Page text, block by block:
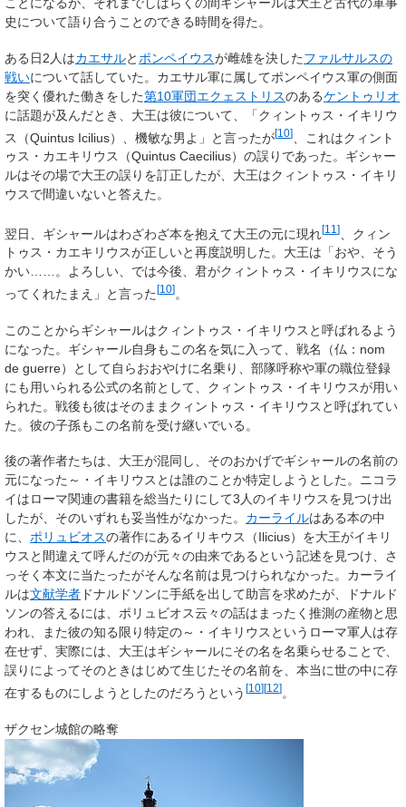
史について語り合うことのできる時間を得た。
ある日2人はカエサルと ポンペイウスが雌雄を決したファルサルスの
戦いについて話していた。カエサル軍に属してポンペイウス軍の側面
を突く優れた働きをした第10軍団エクェストリスのあるケントゥリオ
に話題が及んだとき、大王は彼について、「クィントゥス・イキリウ
ス
（Quintus Icilius）、機敏な男よ」と言ったが[10] 、これはクィント
ゥス・カエキリウス
（Quintus Caecilius）の誤りであった。ギシャー
ルはその場で大王の誤りを訂正したが、大王はクィントゥス・イキリ
ウスで間違いないと答えた。
翌日、ギシャールはわざわざ本を抱えて大王の元に現れ[11 ]
、クィン
トゥス・カエキリウスが正しいと再度説明した。大王は「おや、そう
かい……。よろしい、では今後、君がクィントゥス・イキリウスにな
ってくれたまえ」と言った [10] 。
このことからギシャールはクィントゥス・イキリウスと呼ばれるよう
になった。ギシャール自身もこの名を気に入って、戦名（仏：nom
de guerre）として自らおおやけに名乗り、部隊呼称や軍の職位登録
にも用いられる公式の名前として、クィントゥス・イキリウスが用い
られた。戦後も彼はそのままクィントゥス・イキリウスと呼ばれてい
た。彼の子孫もこの名前を受け継いでいる。
後の著作者たちは、大王が混同し、そのおかげでギシャールの名前の
元になった～・イキリウスとは誰のことか特定しようとした。ニコラ
イはローマ関連の書籍を総当たりにして3人のイキリウスを見つけ出
したが、そのいずれも妥当性がなかった。 カーライルはある本の中
に、 ポリュビオスの著作にあるイリキウス（Ilicius）を大王がイキリ
ウスと間違えて呼んだのが元々の由来であるという記述を見つけ、さ
っそく本文に当たったがそんな名前は見つけられなかった。カーライ
ルは文献学者 ドナルドソンに手紙を出して助言を求めたが、ドナルド
ソンの答えるには、ポリュビオス云々の話はまったく推測の産物と思
われ、また彼の知る限り特定の～・イキリウスというローマ軍人は存
在せず、実際には、大王はギシャールにその名を名乗らせることで、
誤りによってそのときはじめて生じたその名前を、本当に世の中に存
在するものにしようとしたのだろうという [10][12] 。
ザクセン城館の略奪